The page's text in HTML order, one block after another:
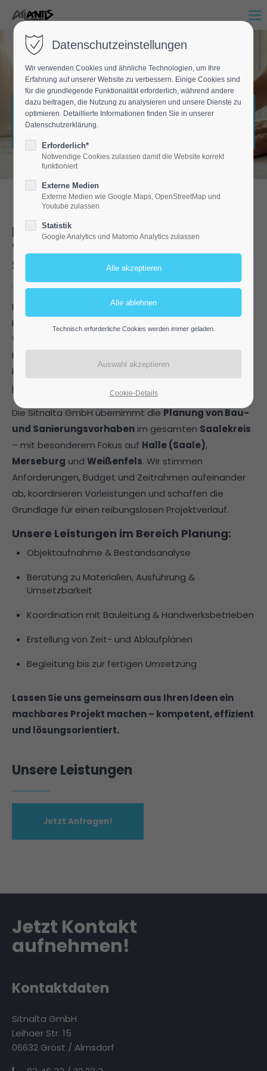
Planung
Durchdacht bis ins Detail – wir machen aus
Ideen funktionierende Konzepte für Bau und
Individuelle Projektplanung für
Wohn- und Gewerbebauten im
Saalekreis
Ein gutes Ergebnis beginnt mit einer durchdachten
Planung. Ob Neubau, Umbau oder die Sanierung von
Wohnraum, Gewerbeflächen oder öffentlichen
Einrichtungen – wir begleiten Sie von Anfang an mit
klaren Konzepten, realistischer Einschätzung und
professioneller Vorbereitung.
Die Sitnalta GmbH übernimmt die Planung von Bau-
und Sanierungsvorhaben im gesamten Saalekreis
– mit besonderem Fokus auf Halle (Saale),
Merseburg und Weißenfels. Wir stimmen
Anforderungen, Budget und Zeitrahmen aufeinander
ab, koordinieren Vorleistungen und schaffen die
Grundlage für einen reibungslosen Projektverlauf.
Unsere Leistungen im Bereich Planung:
Objektaufnahme & Bestandsanalyse
Beratung zu Materialien, Ausführung &
Umsetzbarkeit
Koordination mit Bauleitung & Handwerksbetrieben
Erstellung von Zeit- und Ablaufplänen
Begleitung bis zur fertigen Umsetzung
Lassen Sie uns gemeinsam aus Ihren Ideen ein
machbares Projekt machen – kompetent, effizient
und lösungsorientiert.
Unsere Leistungen
Jetzt Anfragen!
Jetzt Kontakt
aufnehmen!
Kontaktdaten
Sitnalta GmbH
Leihaer Str. 15
06632 Gröst / Almsdorf
Datenschutzeinstellungen
Wir verwenden Cookies und ähnliche Technologien, um Ihre
Erfahrung auf unserer Website zu verbessern. Einige Cookies sind
für die grundlegende Funktionalität erforderlich, während andere
dazu beitragen, die Nutzung zu analysieren und unsere Dienste zu
optimieren. Detaillierte Informationen finden Sie in unserer
Datenschutzerklärung.
Erforderlich*
Notwendige Cookies zulassen damit die Website korrekt
funktioniert
Externe Medien
Externe Medien wie Google Maps, OpenStreetMap und
Youtube zulassen
Statistik
Google Analytics und Matomo Analytics zulassen
Technisch erforderliche Cookies werden immer geladen.
Cookie-Details